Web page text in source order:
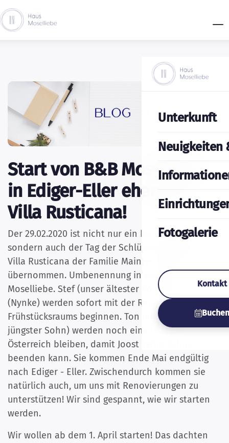
Unterkunft
Neuigkeiten
Fotogalerie
Kontakt
Start von B&B Moselliebe
in Ediger-Eller ehemals
Villa Rusticana!
Der 29.02.2020 ist nicht nur ein besonderes Datum,
sondern auch der Tag der Schlüsselübergabe. Die
Villa Rusticana der Familie Mainzer wird von uns
übernommen. Umbenennung in B&B Haus
Moselliebe. Stef (unser ältester Sohn) und ich
(Nynke) werden sofort mit der Renovierung des
Frühstücksraums beginnen. Ton und Joost (unser
jüngster Sohn) werden noch eine Weile in
Österreich bleiben, damit Joost seine Schule
beenden kann. Sie kommen Ende Mai endgültig
nach Ediger - Eller. Zwischendurch kommen sie
natürlich auch, um uns mit Renovierungen zu
unterstützen! Wir sind gespannt, wie wir starten
werden.
Wir wollen ab dem 1. April starten! Das dachten